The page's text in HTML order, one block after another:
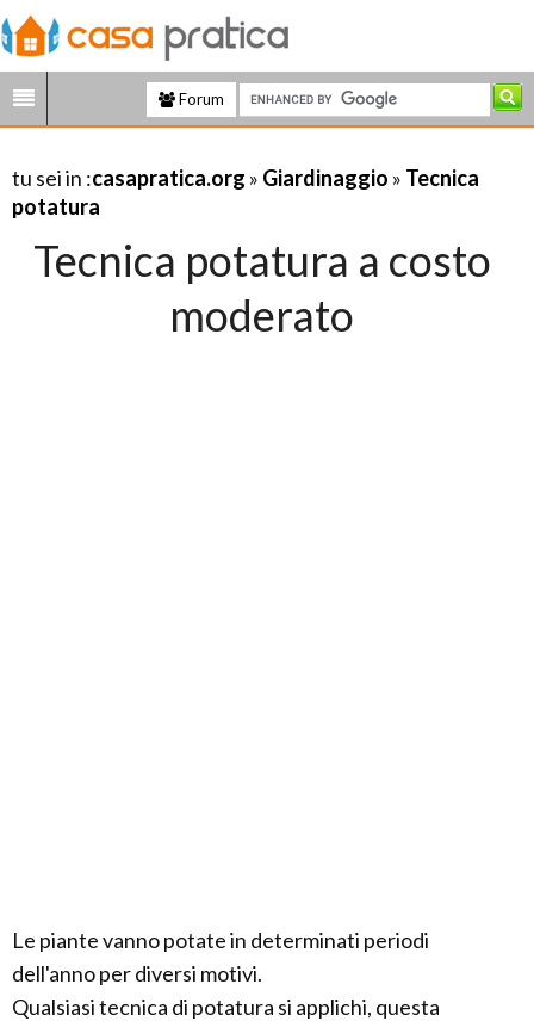
Forum
tu sei in :casapratica.org » Giardinaggio » Tecnica
potatura
Tecnica potatura a costo
moderato
Le piante vanno potate in determinati periodi
dell'anno per diversi motivi.
Qualsiasi tecnica di potatura si applichi, questa